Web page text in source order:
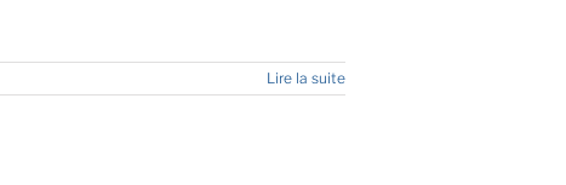
Lire la suite